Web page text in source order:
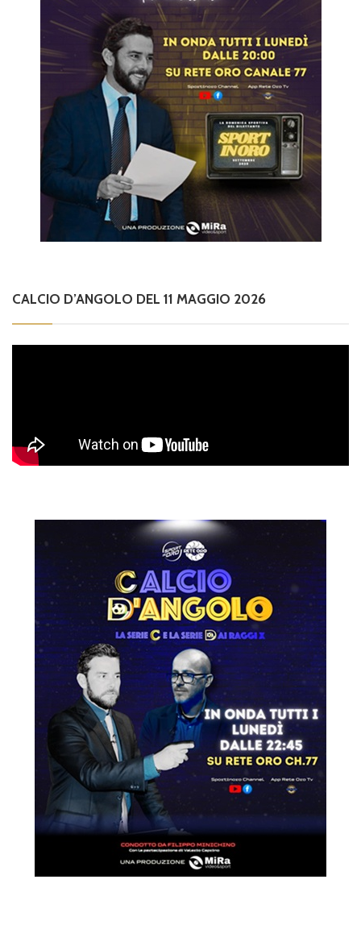
CALCIO D’ANGOLO DEL 11 MAGGIO 2026